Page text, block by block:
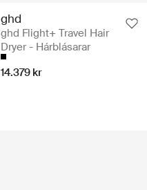
ghd
ghd Flight+ Travel Hair
Dryer - Hárblásarar
14.379 kr